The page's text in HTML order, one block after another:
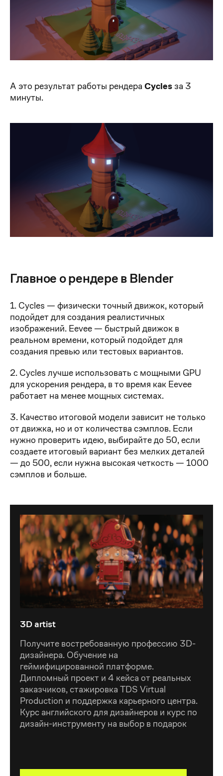
А это результат работы рендера Cycles за 3
минуты.
Главное о рендере в Blender
1. Cycles — физически точный движок, который
подойдет для создания реалистичных
изображений. Eevee — быстрый движок в
реальном времени, который подойдет для
создания превью или тестовых вариантов.
2. Cycles лучше использовать с мощными GPU
для ускорения рендера, в то время как Eevee
работает на менее мощных системах.
3. Качество итоговой модели зависит не только
от движка, но и от количества сэмплов. Если
нужно проверить идею, выбирайте до 50, если
создаете итоговый вариант без мелких деталей
— до 500, если нужна высокая четкость — 1000
сэмплов и больше.
3D artist
3D artist
Получите востребованную профессию 3D-
дизайнера. Обучение на
геймифицированной платформе.
Дипломный проект и 4 кейса от реальных
заказчиков, стажировка TDS Virtual
Production и поддержка карьерного центра.
Курс английского для дизайнеров и курс по
дизайн-инструменту на выбор в подарок